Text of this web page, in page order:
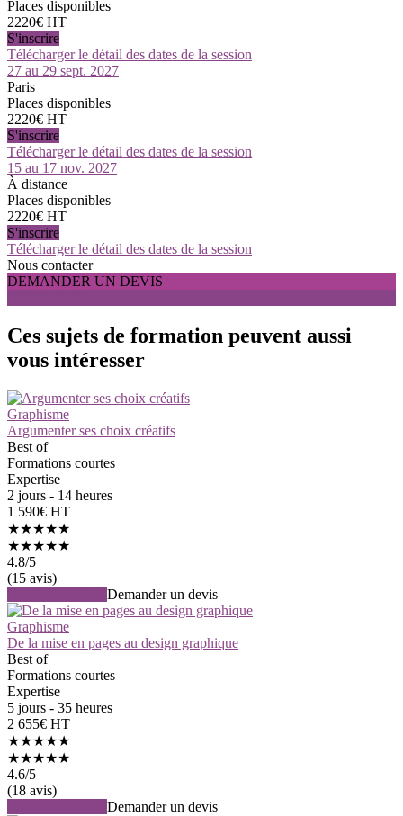
Places disponibles
2220€ HT
S'inscrire
Télécharger le détail des dates de la session
27 au 29 sept. 2027
Paris
Places disponibles
2220€ HT
S'inscrire
Télécharger le détail des dates de la session
15 au 17 nov. 2027
À distance
Places disponibles
2220€ HT
S'inscrire
Télécharger le détail des dates de la session
Nous contacter
DEMANDER UN DEVIS
Ces sujets de formation peuvent aussi
vous intéresser
Graphisme
Argumenter ses choix créatifs
Best of
Formations courtes
Expertise
2 jours - 14 heures
1 590€ HT
★★★★★
★★★★★
4.8/5
(15 avis)
Demander un devis
Graphisme
De la mise en pages au design graphique
Best of
Formations courtes
Expertise
5 jours - 35 heures
2 655€ HT
★★★★★
★★★★★
4.6/5
(18 avis)
Demander un devis